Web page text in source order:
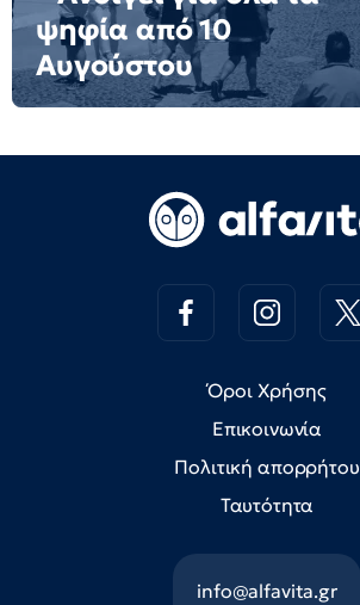
ψηφία από 10
Αυγούστου
Όροι Χρήσης
Επικοινωνία
Πολιτική απορρήτου
Ταυτότητα
info@alfavita.gr